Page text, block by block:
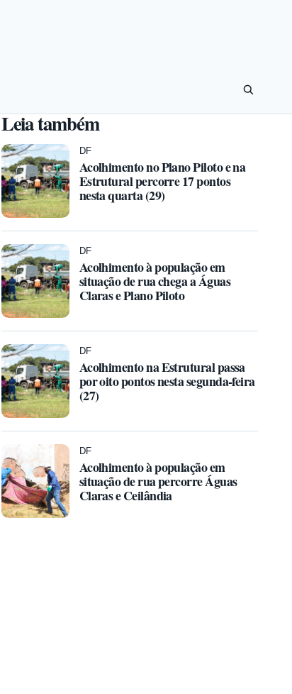
Leia também
DF
Acolhimento no Plano Piloto e na
Estrutural percorre 17 pontos
nesta quarta (29)
DF
Acolhimento à população em
situação de rua chega a Águas
Claras e Plano Piloto
DF
Acolhimento na Estrutural passa
por oito pontos nesta segunda-feira
(27)
DF
Acolhimento à população em
situação de rua percorre Águas
Claras e Ceilândia